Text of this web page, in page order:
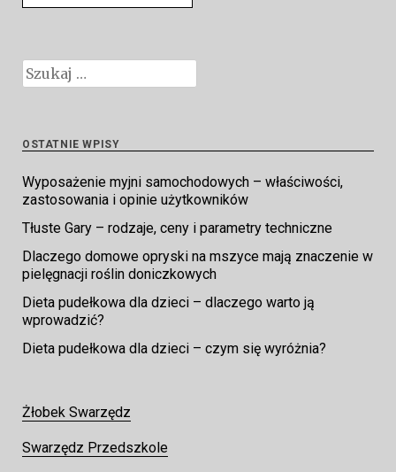
Szukaj:
OSTATNIE WPISY
Wyposażenie myjni samochodowych – właściwości,
zastosowania i opinie użytkowników
Tłuste Gary – rodzaje, ceny i parametry techniczne
Dlaczego domowe opryski na mszyce mają znaczenie w
pielęgnacji roślin doniczkowych
Dieta pudełkowa dla dzieci – dlaczego warto ją
wprowadzić?
Dieta pudełkowa dla dzieci – czym się wyróżnia?
Żłobek Swarzędz
Swarzędz Przedszkole